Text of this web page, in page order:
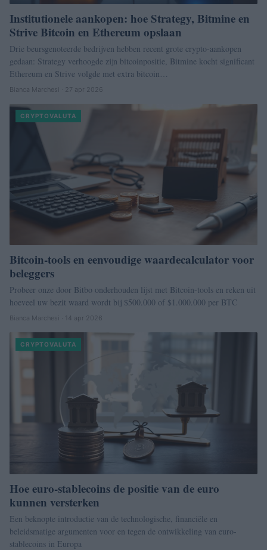
Institutionele aankopen: hoe Strategy, Bitmine en
Strive Bitcoin en Ethereum opslaan
Drie beursgenoteerde bedrijven hebben recent grote crypto-aankopen
gedaan: Strategy verhoogde zijn bitcoinpositie, Bitmine kocht significant
Ethereum en Strive volgde met extra bitcoin…
Bianca Marchesi · 27 apr 2026
CRYPTOVALUTA
Bitcoin-tools en eenvoudige waardecalculator voor
beleggers
Probeer onze door Bitbo onderhouden lijst met Bitcoin-tools en reken uit
hoeveel uw bezit waard wordt bij $500.000 of $1.000.000 per BTC
Bianca Marchesi · 14 apr 2026
CRYPTOVALUTA
Hoe euro-stablecoins de positie van de euro
kunnen versterken
Een beknopte introductie van de technologische, financiële en
beleidsmatige argumenten voor en tegen de ontwikkeling van euro-
stablecoins in Europa